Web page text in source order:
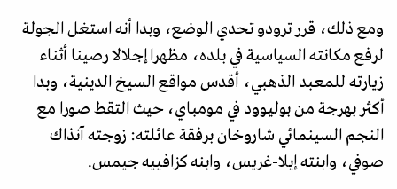
ومع ذلك، قرر ترودو تحدي الوضع، وبدا أنه استغل الجولة
لرفع مكانته السياسية في بلده، مظهرا إجلالا رصينا أثناء
زيارته للمعبد الذهبي، أقدس مواقع السيخ الدينية، وبدا
أكثر بهرجة من بوليوود في مومباي، حيث التقط صورا مع
النجم السينمائي شاروخان برفقة عائلته: زوجته آنذاك
صوفي، وابنته إيلا-غريس، وابنه كزافييه جيمس.